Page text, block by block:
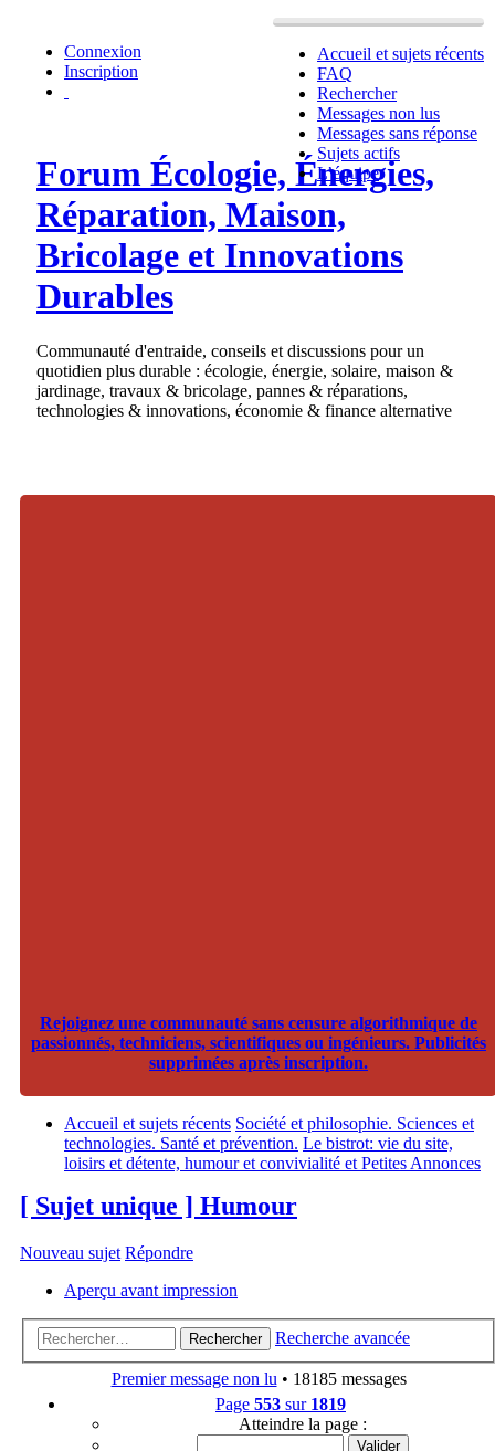
Accueil et sujets récents
FAQ
Rechercher
Messages non lus
Messages sans réponse
Sujets actifs
L’équipe
Connexion
Inscription
Forum Écologie, Énergies,
Réparation, Maison,
Bricolage et Innovations
Durables
Communauté d'entraide, conseils et discussions pour un
quotidien plus durable : écologie, énergie, solaire, maison &
jardinage, travaux & bricolage, pannes & réparations,
technologies & innovations, économie & finance alternative
Rejoignez une communauté sans censure algorithmique de
passionnés, techniciens, scientifiques ou ingénieurs. Publicités
supprimées après inscription.
Accueil et sujets récents Société et philosophie. Sciences et
technologies. Santé et prévention. Le bistrot: vie du site,
loisirs et détente, humour et convivialité et Petites Annonces
[ Sujet unique ] Humour
Nouveau sujet Répondre
Aperçu avant impression
Rechercher Recherche avancée
Premier message non lu • 18185 messages
Page 553 sur 1819
Atteindre la page :